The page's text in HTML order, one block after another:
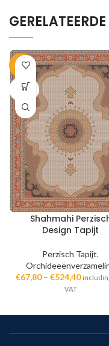
-35%
SOLD
OUT
Shahmahi
Design Tapijt
Perzisch Tapijt,
€67,80– €524,40
VAT